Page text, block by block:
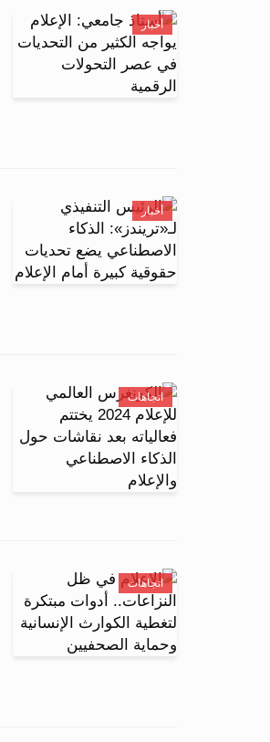
أخبار
أخبار
اتجاهات
اتجاهات